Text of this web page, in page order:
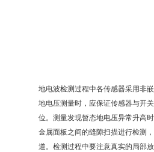
地电波检测过程中各传感器采用非
地电压测量时，应保证传感器与开
位。测量发现暂态地电压异常升高
金属面板之间的缝隙扫描进行检测
道。检测过程中要注意真实的局部